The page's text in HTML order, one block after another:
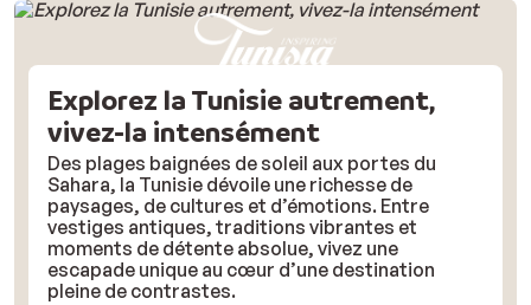
Explorez la Tunisie autrement,
vivez-la intensément
Des plages baignées de soleil aux portes du
Sahara, la Tunisie dévoile une richesse de
paysages, de cultures et d’émotions. Entre
vestiges antiques, traditions vibrantes et
moments de détente absolue, vivez une
escapade unique au cœur d’une destination
pleine de contrastes.